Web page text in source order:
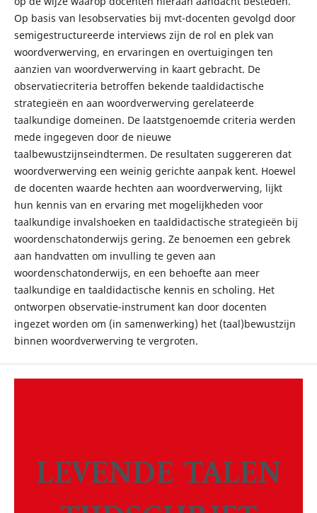
Op basis van lesobservaties bij mvt-docenten gevolgd door
semigestructureerde interviews zijn de rol en plek van
woordverwerving, en ervaringen en overtuigingen ten
aanzien van woordverwerving in kaart gebracht. De
observatiecriteria betroffen bekende taaldidactische
strategieën en aan woordverwerving gerelateerde
taalkundige domeinen. De laatstgenoemde criteria werden
mede ingegeven door de nieuwe
taalbewustzijnseindtermen. De resultaten suggereren dat
woordverwerving een weinig gerichte aanpak kent. Hoewel
de docenten waarde hechten aan woordverwerving, lijkt
hun kennis van en ervaring met mogelijkheden voor
taalkundige invalshoeken en taaldidactische strategieën bij
woordenschatonderwijs gering. Ze benoemen een gebrek
aan handvatten om invulling te geven aan
woordenschatonderwijs, en een behoefte aan meer
taalkundige en taaldidactische kennis en scholing. Het
ontworpen observatie-instrument kan door docenten
ingezet worden om (in samenwerking) het (taal)bewustzijn
binnen woordverwerving te vergroten.